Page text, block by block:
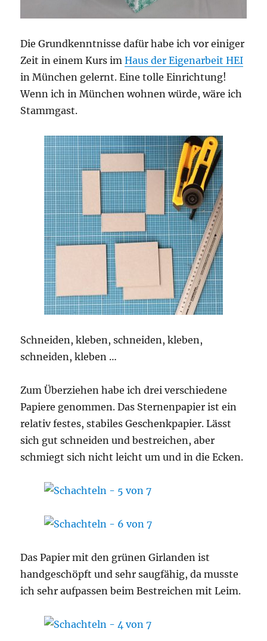
Die Grundkenntnisse dafür habe ich vor einiger
Zeit in einem Kurs imHaus der Eigenarbeit HEI
in München gelernt. Eine tolle Einrichtung!
Wenn ich in München wohnen würde, wäre ich
Stammgast.
Schneiden, kleben, schneiden, kleben,
schneiden, kleben …
Zum Überziehen habe ich drei verschiedene
Papiere genommen. Das Sternenpapier ist ein
relativ festes, stabiles Geschenkpapier. Lässt
sich gut schneiden und bestreichen, aber
schmiegt sich nicht leicht um und in die Ecken.
Das Papier mit den grünen Girlanden ist
handgeschöpft und sehr saugfähig, da musste
ich sehr aufpassen beim Bestreichen mit Leim.